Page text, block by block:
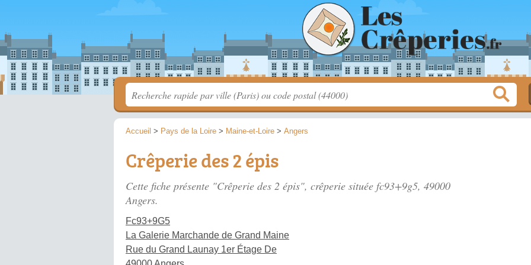
Accueil > Pays de la Loire > Maine-et-Loire > Angers
Crêperie des 2 épis
Cette fiche présente "Crêperie des 2 épis", crêperie située fc93+9g5, 49000
Angers.
Fc93+9G5
La Galerie Marchande de Grand Maine
Rue du Grand Launay 1er Étage De